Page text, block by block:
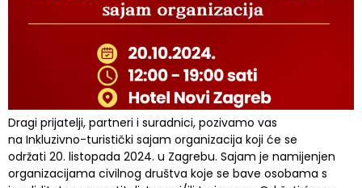
Dragi prijatelji, partneri i suradnici, pozivamo vas
na Inkluzivno-turistički sajam organizacija koji će se
održati 20. listopada 2024. u Zagrebu. Sajam je namijenjen
organizacijama civilnog društva koje se bave osobama s